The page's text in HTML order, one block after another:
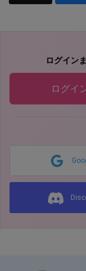
ログイン
ログイ